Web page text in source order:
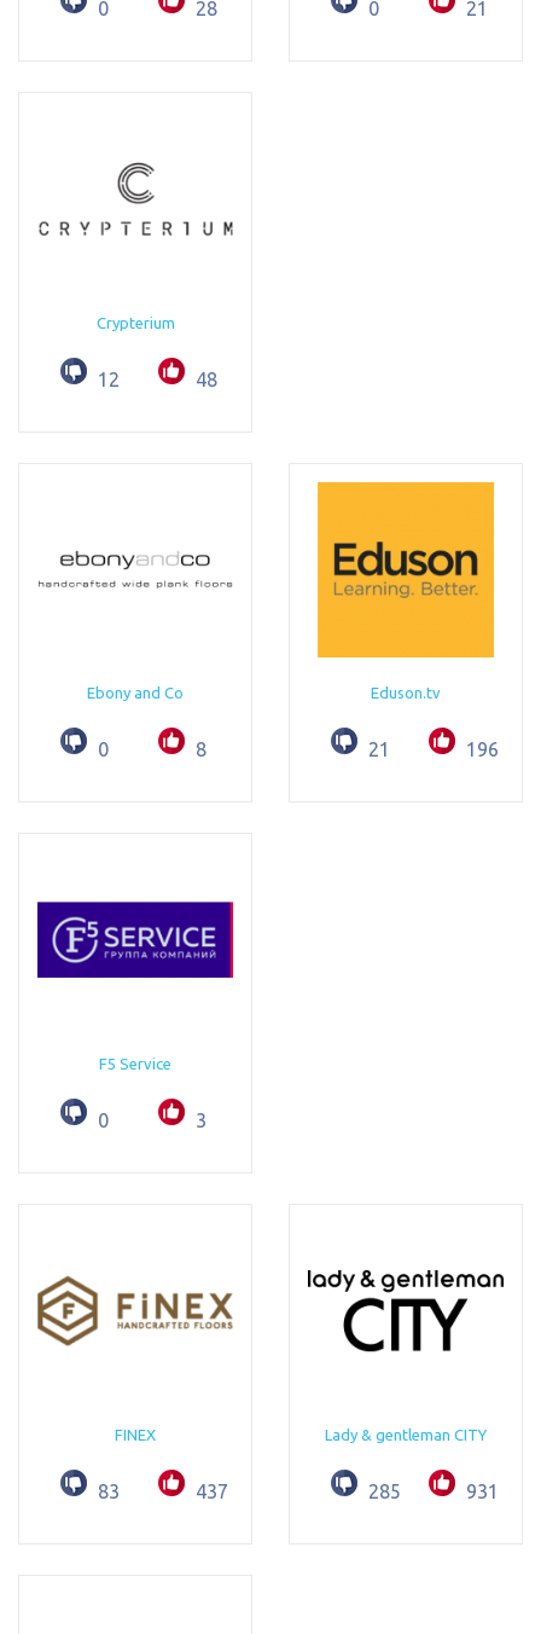
0 28 0 21
Crypterium
12 48
Ebony and Co
0 8
Eduson.tv
21 196
F5 Service
0 3
FINEX
83 437
Lady & gentleman CITY
285 931